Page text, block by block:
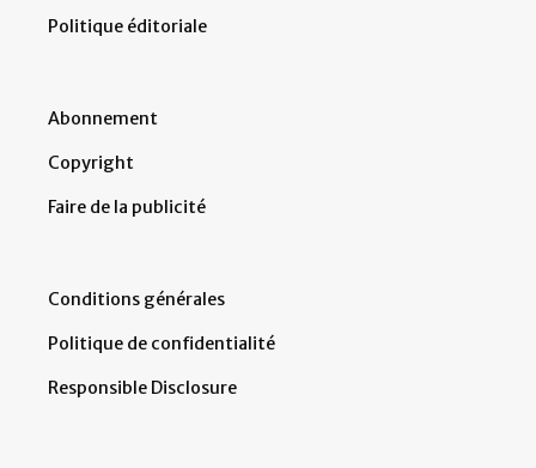
Politique éditoriale
Abonnement
Copyright
Faire de la publicité
Conditions générales
Politique de confidentialité
Responsible Disclosure